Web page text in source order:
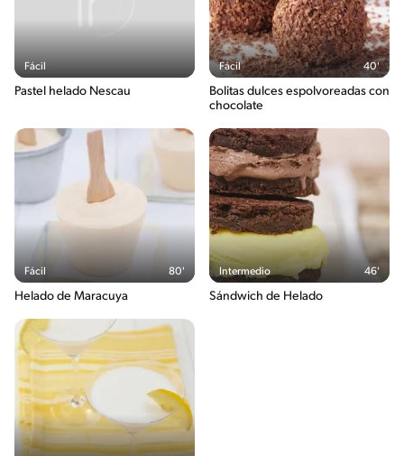
Fácil
Pastel helado Nescau
Fácil 40'
Bolitas dulces espolvoreadas con
chocolate
Fácil 80'
Helado de Maracuya
Intermedio 46'
Sándwich de Helado